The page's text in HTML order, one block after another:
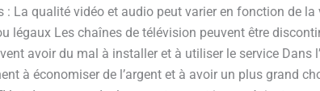
La qualité vidéo et audio peut varier en fonction de
légaux Les chaînes de télévision peuvent être
avoir du mal à installer et à utiliser le service Dans
à économiser de l’argent et à avoir un plus grand